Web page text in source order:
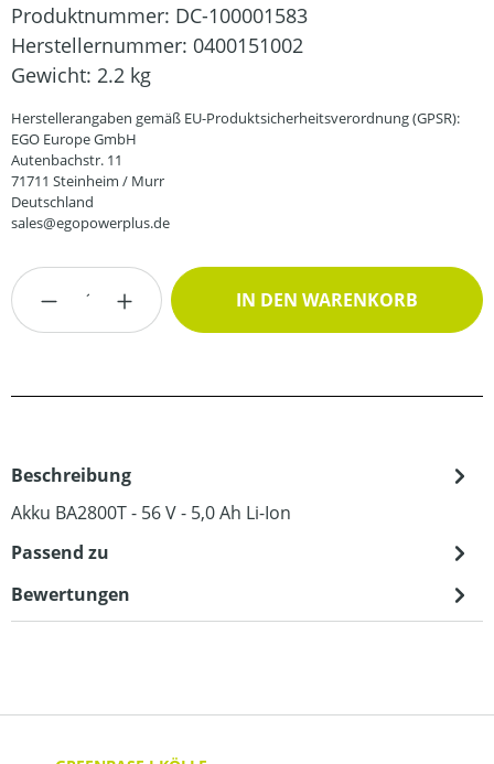
Produktnummer: DC-100001583
Herstellernummer: 0400151002
Gewicht: 2.2 kg
Herstellerangaben gemäß EU-Produktsicherheitsverordnung (GPSR):
EGO Europe GmbH
Autenbachstr. 11
71711 Steinheim / Murr
Deutschland
sales@egopowerplus.de
Produkt Anzahl: Gib den gewünschten
IN DEN WARENKORB
Beschreibung
Akku BA2800T - 56 V - 5,0 Ah Li-Ion
Passend zu
Bewertungen